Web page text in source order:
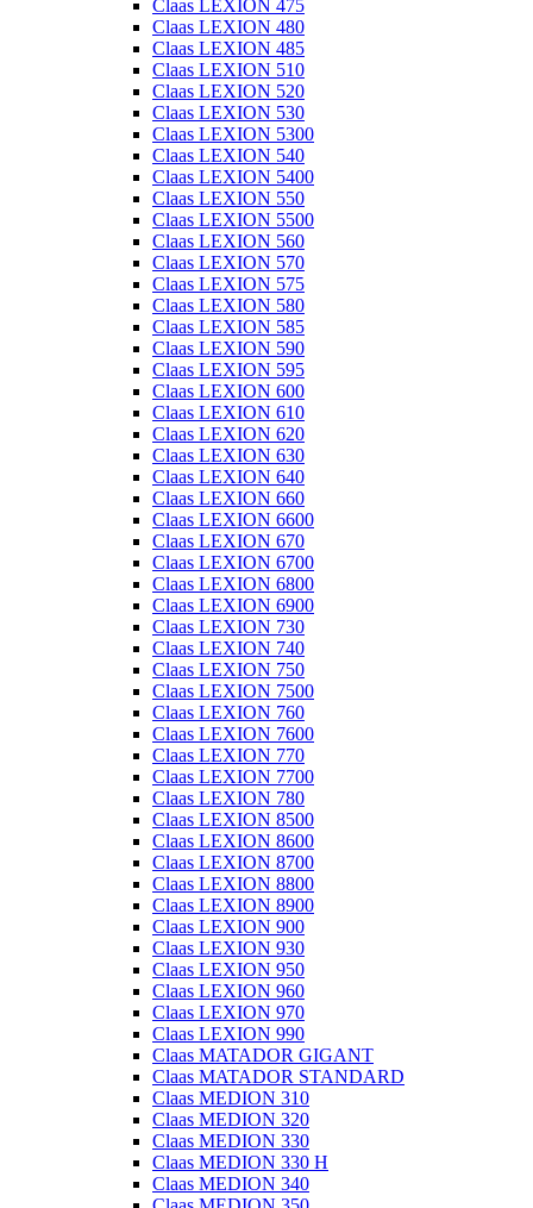
Claas LEXION 475
Claas LEXION 480
Claas LEXION 485
Claas LEXION 510
Claas LEXION 520
Claas LEXION 530
Claas LEXION 5300
Claas LEXION 540
Claas LEXION 5400
Claas LEXION 550
Claas LEXION 5500
Claas LEXION 560
Claas LEXION 570
Claas LEXION 575
Claas LEXION 580
Claas LEXION 585
Claas LEXION 590
Claas LEXION 595
Claas LEXION 600
Claas LEXION 610
Claas LEXION 620
Claas LEXION 630
Claas LEXION 640
Claas LEXION 660
Claas LEXION 6600
Claas LEXION 670
Claas LEXION 6700
Claas LEXION 6800
Claas LEXION 6900
Claas LEXION 730
Claas LEXION 740
Claas LEXION 750
Claas LEXION 7500
Claas LEXION 760
Claas LEXION 7600
Claas LEXION 770
Claas LEXION 7700
Claas LEXION 780
Claas LEXION 8500
Claas LEXION 8600
Claas LEXION 8700
Claas LEXION 8800
Claas LEXION 8900
Claas LEXION 900
Claas LEXION 930
Claas LEXION 950
Claas LEXION 960
Claas LEXION 970
Claas LEXION 990
Claas MATADOR GIGANT
Claas MATADOR STANDARD
Claas MEDION 310
Claas MEDION 320
Claas MEDION 330
Claas MEDION 330 H
Claas MEDION 340